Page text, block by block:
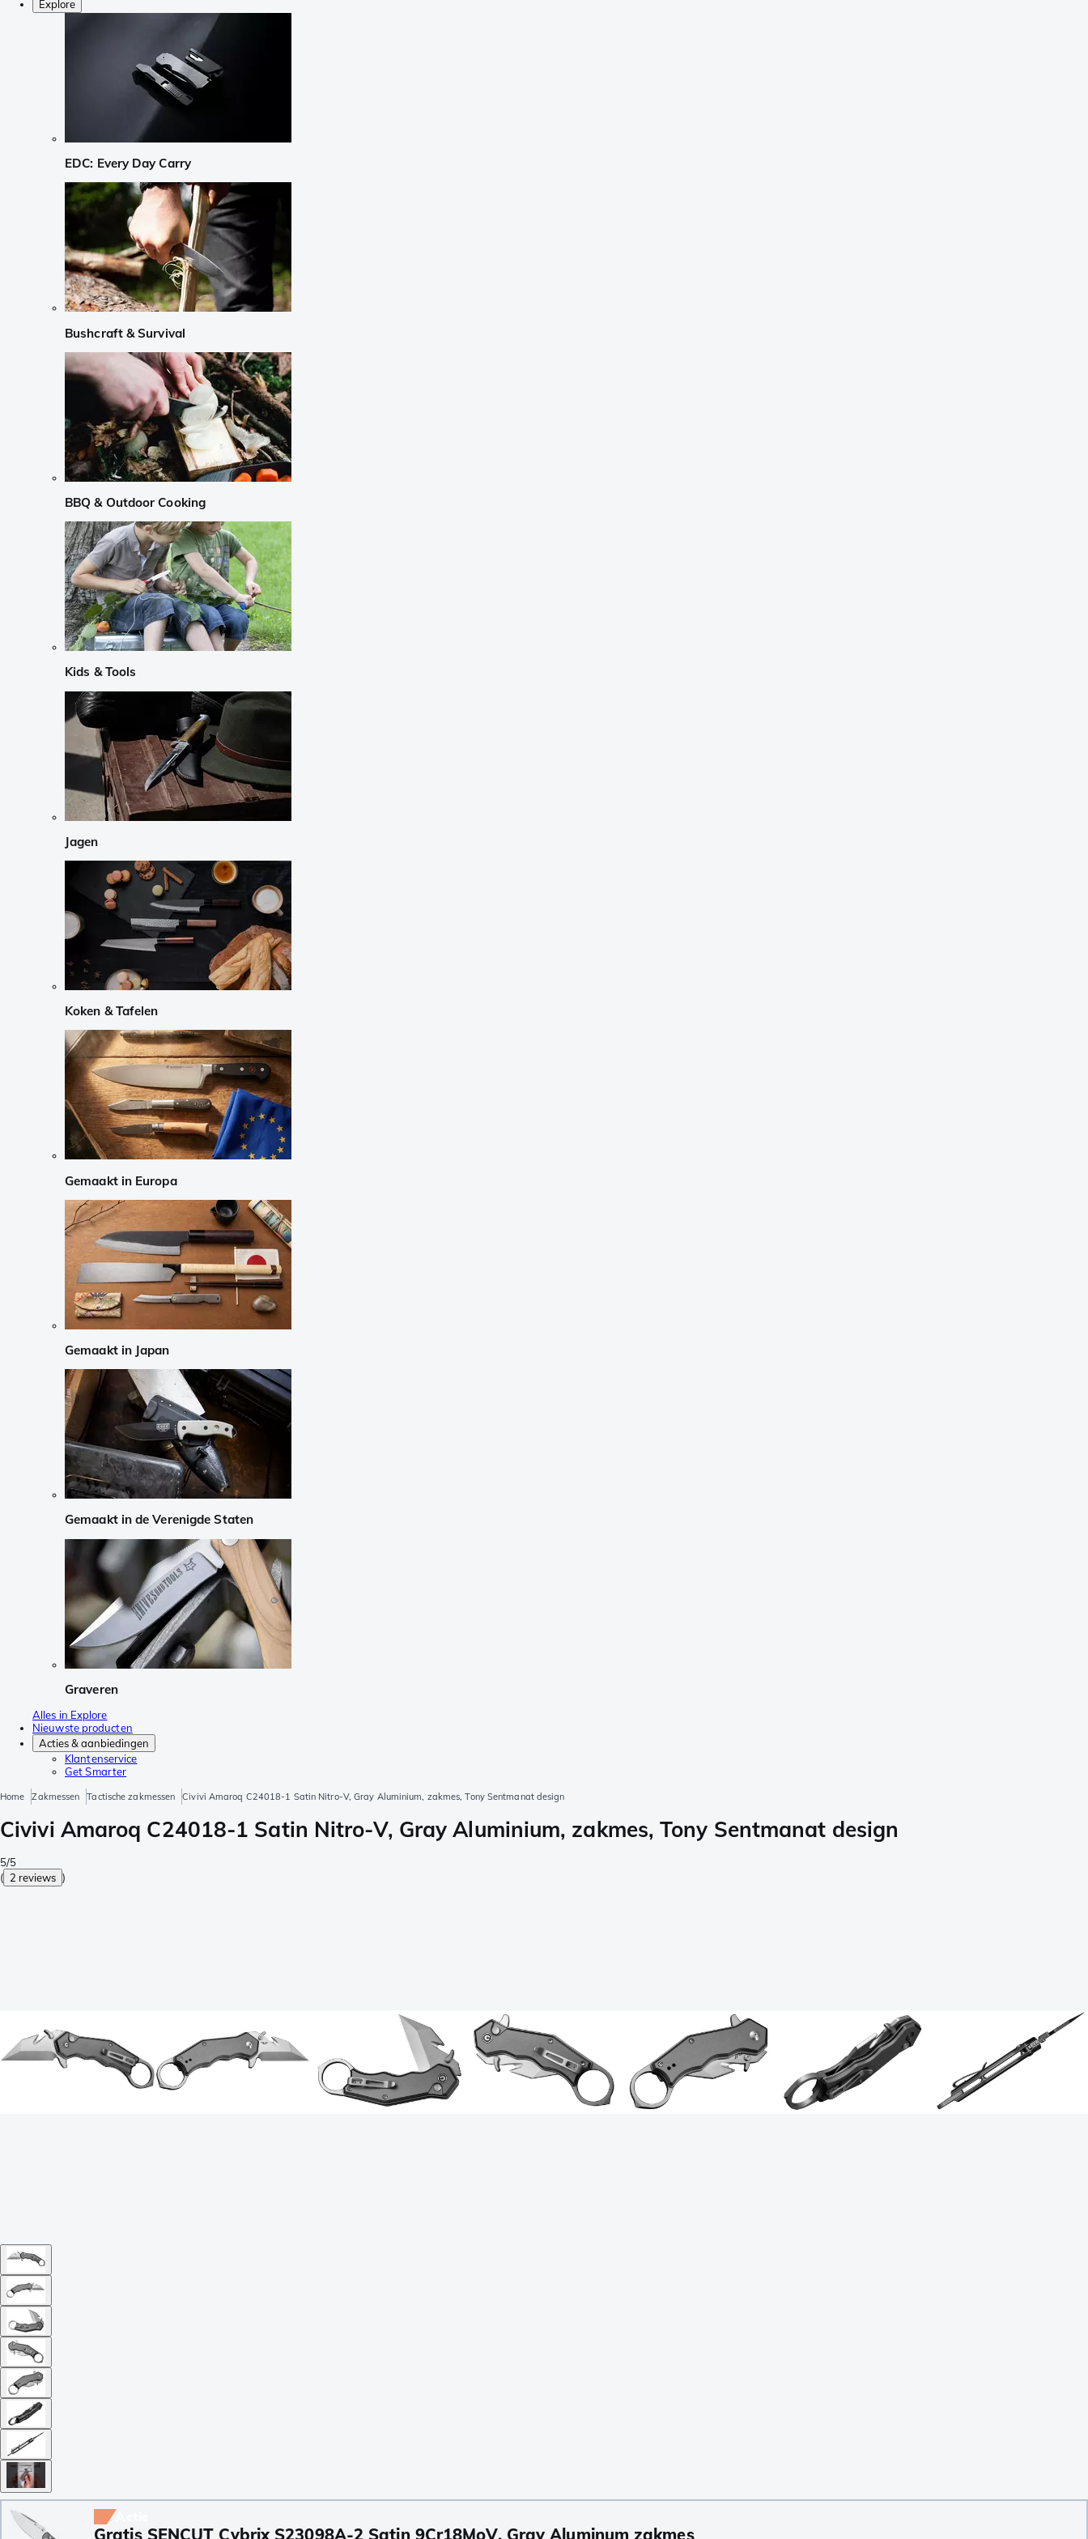
Explore
EDC: Every Day Carry
Bushcraft & Survival
BBQ & Outdoor Cooking
Kids & Tools
Jagen
Koken & Tafelen
Gemaakt in Europa
Gemaakt in Japan
Gemaakt in de Verenigde Staten
Graveren
Alles in Explore
Nieuwste producten
Acties & aanbiedingen
Klantenservice
Get Smarter
Home Zakmessen Tactische zakmessen Civivi Amaroq C24018-1 Satin Nitro-V, Gray Aluminium, zakmes, Tony Sentmanat design
Civivi Amaroq C24018-1 Satin Nitro-V, Gray Aluminium, zakmes, Tony Sentmanat design
5/5
( 2 reviews )
Gratis SENCUT Cybrix S23098A-2 Satin 9Cr18MoV, Gray Aluminum zakmes